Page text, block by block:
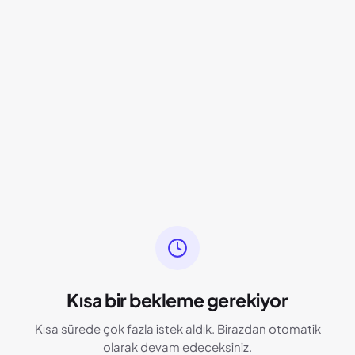
Kısa bir bekleme gerekiyor
Kısa sürede çok fazla istek aldık. Birazdan otomatik
olarak devam edeceksiniz.